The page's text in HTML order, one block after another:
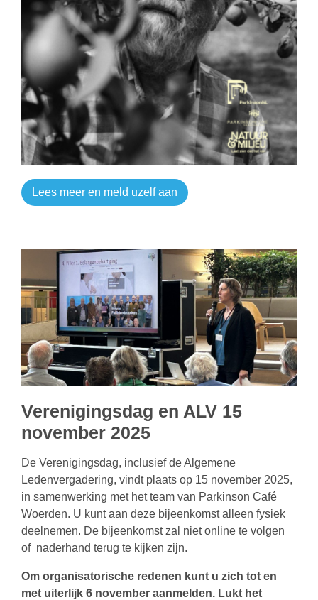
Lees meer en meld uzelf aan
Verenigingsdag en ALV 15
november 2025
De Verenigingsdag, inclusief de Algemene
Ledenvergadering, vindt plaats op 15 november 2025,
in samenwerking met het team van Parkinson Café
Woerden. U kunt aan deze bijeenkomst alleen fysiek
deelnemen. De bijeenkomst zal niet online te volgen
of naderhand terug te kijken zijn.
Om organisatorische redenen kunt u zich tot en
met uiterlijk 6 november aanmelden. Lukt het